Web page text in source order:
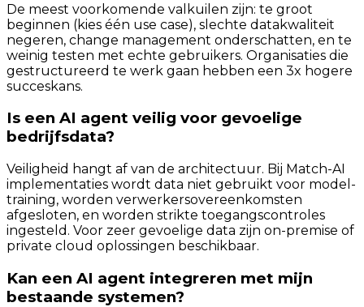
De meest voorkomende valkuilen zijn: te groot
beginnen (kies één use case), slechte datakwaliteit
negeren, change management onderschatten, en te
weinig testen met echte gebruikers. Organisaties die
gestructureerd te werk gaan hebben een 3x hogere
succeskans.
Is een AI agent veilig voor gevoelige
bedrijfsdata?
Veiligheid hangt af van de architectuur. Bij Match-AI
implementaties wordt data niet gebruikt voor model-
training, worden verwerkersovereenkomsten
afgesloten, en worden strikte toegangscontroles
ingesteld. Voor zeer gevoelige data zijn on-premise of
private cloud oplossingen beschikbaar.
Kan een AI agent integreren met mijn
bestaande systemen?